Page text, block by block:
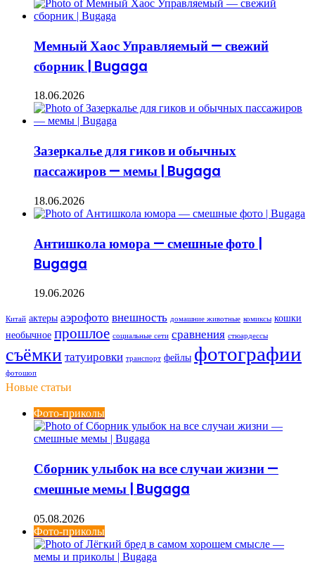
Мемный Хаос Управляемый — свежий
сборник | Bugaga
18.06.2026
Зазеркалье для гиков и обычных
пассажиров — мемы | Bugaga
18.06.2026
Антишкола юмора — смешные фото |
Bugaga
19.06.2026
Китай актеры аэрофото внешность домашние животные комиксы кошки
необычное прошлое социальные сети сравнения стюардессы
съёмки татуировки транспорт фейлы фотографии
фотошоп
Новые статьи
Фото-приколы
Сборник улыбок на все случаи жизни —
смешные мемы | Bugaga
05.08.2026
Фото-приколы